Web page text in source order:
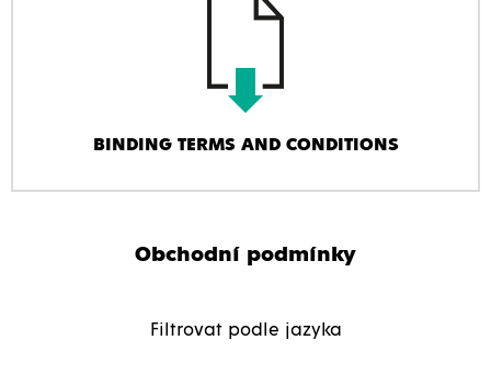
BINDING TERMS AND CONDITIONS
Obchodní podmínky
Filtrovat podle jazyka